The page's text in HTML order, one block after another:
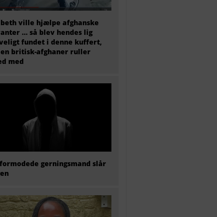
ville hjælpe afghanske
… så blev hendes lig
fundet i denne kuffert,
en britisk-afghaner ruller
med
gerningsmand slår